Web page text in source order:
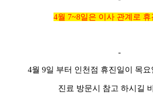
4월 7~8일은 이사 관계로
-
4월 9일 부터 인천점 휴진일이 목요
진료 방문시 참고 하시길